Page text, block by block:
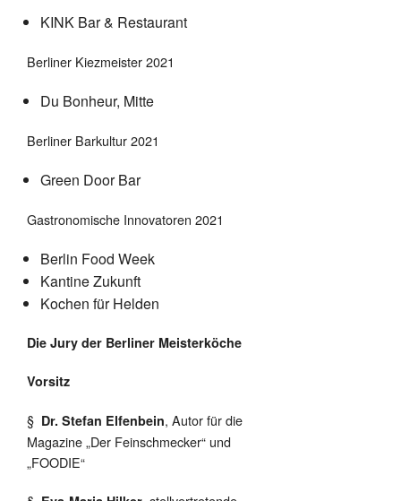
KINK Bar & Restaurant
Berliner Kiezmeister 2021
Du Bonheur, Mitte
Berliner Barkultur 2021
Green Door Bar
Gastronomische Innovatoren 2021
Berlin Food Week
Kantine Zukunft
Kochen für Helden
Die Jury der Berliner Meisterköche
Vorsitz
§ Dr. Stefan Elfenbein, Autor für die
Magazine „Der Feinschmecker“ und
„FOODIE“